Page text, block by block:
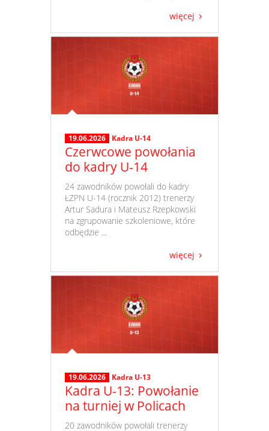
więcej
19.06.2026 Kadra U-14
Czerwcowe powołania
do kadry U-14
​ 24 zawodników powołali do kadry
ŁZPN U-14 (rocznik 2012) trenerzy
Artur Sadura i Mateusz Rzepkowski
na zgrupowanie szkoleniowe, które
odbędzie ...
więcej
19.06.2026 Kadra U-13
Kadra U-13: Powołanie
na turniej w Policach
​ 20 zawodników powołali trenerzy